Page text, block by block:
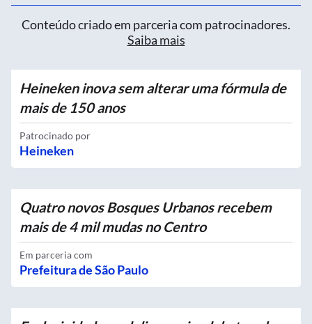
Conteúdo criado em parceria com patrocinadores.
Saiba mais
Heineken inova sem alterar uma fórmula de
mais de 150 anos
Patrocinado por
Heineken
Quatro novos Bosques Urbanos recebem
mais de 4 mil mudas no Centro
Em parceria com
Prefeitura de São Paulo